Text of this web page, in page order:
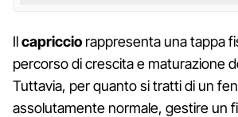
Ilcapriccio rappresenta una tappa
percorso di crescita e maturazione
Tuttavia, per quanto si tratti di un
assolutamente normale, gestire un